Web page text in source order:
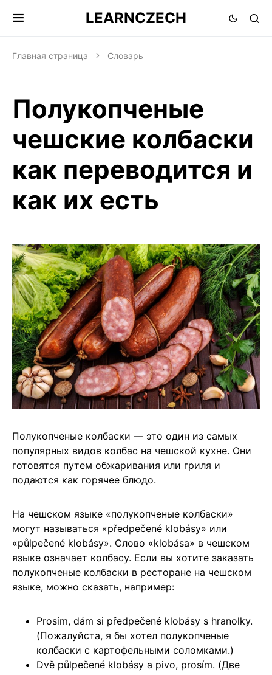
LEARNCZECH
Главная страница Словарь
Полукопченые
чешские колбаски
как переводится и
как их есть
Полукопченые колбаски — это один из самых
популярных видов колбас на чешской кухне. Они
готовятся путем обжаривания или гриля и
подаются как горячее блюдо.
На чешском языке «полукопченые колбаски»
могут называться «předpečené klobásy» или
«půlpečené klobásy». Слово «klobása» в чешском
языке означает колбасу. Если вы хотите заказать
полукопченые колбаски в ресторане на чешском
языке, можно сказать, например:
Prosím, dám si předpečené klobásy s hranolky.
(Пожалуйста, я бы хотел полукопченые
колбаски с картофельными соломками.)
Dvě půlpečené klobásy a pivo, prosím. (Две